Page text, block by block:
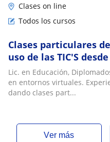
Clases on line
Todos los cursos
Clases particulares
uso de las TIC'S
años. Experiencia
Lic. en Educación,
en entornos virtuales.
dando clases part...
ver más